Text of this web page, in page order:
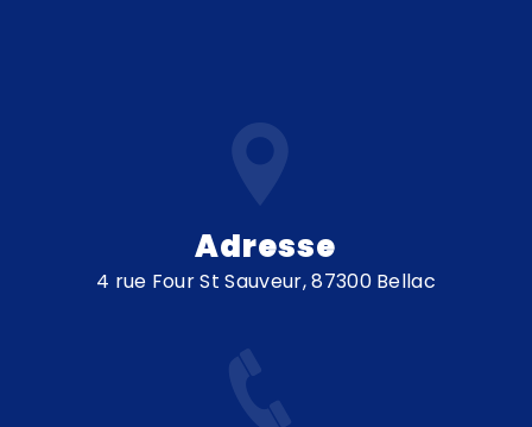
Adresse
4 rue Four St Sauveur, 87300 Bellac